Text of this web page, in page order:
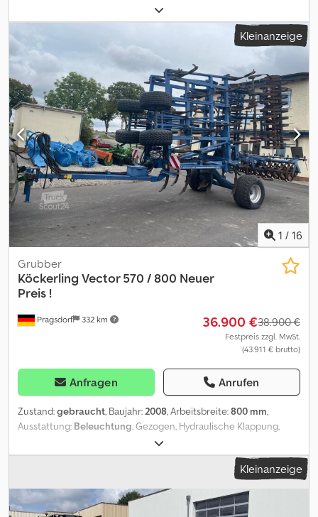
Klappung, Steinsicherung, Stützfuß / -rad_____doppel-STS-
WalzeUnterlenkeranhae ngungFedersteinsicherungZustreicher
Striegel2x Stuetzrad vorne 380/55-17Fahrwerk: 500/55-
20Leistungsbedarf Traktor: ab 220 PS,Lagerort:17094 Pragsdorf
Dedoydtvxjpfx Aa Tjck
Kleinanzeige
1 / 16
Pragsdorf 332 km
Grubber
Köckerling Vector 570 / 800 Neuer
Preis !
36.900 €38.900 €
Festpreis zzgl. MwSt.
(43.911 € brutto)
Anfragen Anrufen
Zustand:gebraucht, Baujahr:2008, Arbeitsbreite:800 mm,
Ausstattung: Beleuchtung, Gezogen, Hydraulische Klappung,
Steinsicherung, Stützfuß / -rad_____8m Grubber mit der Option
die Seitenteile abzubauen- dann 5,70m Arbeitsbreite, Fahrwerk,
Stuetzraeder,Lagerort:17094 Pragsdorf Dcjdoxaytzjpfx Aa Tjk
Kleinanzeige